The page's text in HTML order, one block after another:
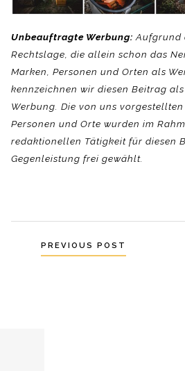
Unbeauftragte Werbung: Aufgrund
Rechtslage, die allein schon das
Marken, Personen und Orten als
kennzeichnen wir diesen Beitrag
Werbung. Die von uns
Personen und Orte wurden im
redaktionellen Tätigkeit für diesen
Gegenleistung frei gewählt.
Beitragsnavigation
PREVIOUS POST